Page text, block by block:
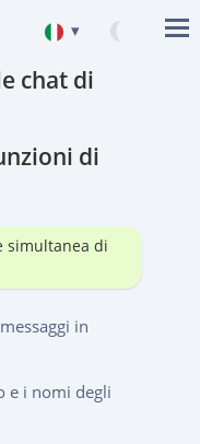
▾
chat di
di
simultanea di
in
e i nomi degli